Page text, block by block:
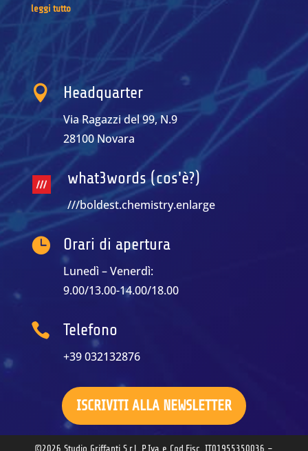
leggi tutto
 Headquarter
Via Ragazzi del 99, N.9
28100 Novara
what3words (cos'è?)
///boldest.chemistry.enlarge
 Orari di apertura
Lunedì – Venerdì:
9.00/13.00-14.00/18.00
 Telefono
+39 032132876
ISCRIVITI ALLA NEWSLETTER
©2026 Studio Griffanti S.r.l. P.Iva e Cod.Fisc. IT01955350036 –